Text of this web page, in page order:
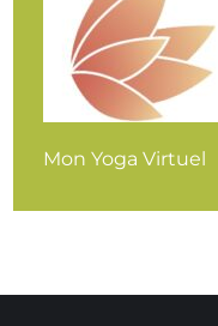
Mon Yoga Virtuel